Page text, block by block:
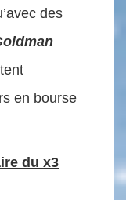
des
en bourse
du x3